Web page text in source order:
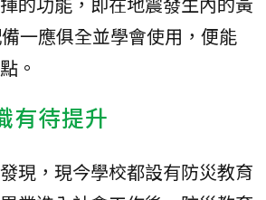
一應俱全並學會使用，便能
。
有待提升
現，現今學校都設有防災教育